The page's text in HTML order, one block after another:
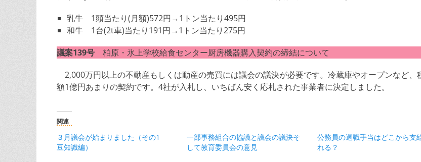
乳牛 1頭当たり(月額)572円→1トン当たり495円
和牛 1台(2t車)当たり191円→1トン当たり275円
議案139号 柏原・氷上学校給食センター厨房機器購入契約の締結について
2,000万円以上の不動産もしくは動産の売買には議会の議決が必要です。冷蔵庫やオープンなど、
額1億円あまりの契約です。4社が入札し、いちばん安く応札された事業者に決定しました。
関連
３月議会が始まりました（その1
豆知識編）
一部事務組合の協議と議会の議決そ
して教育委員会の意見
公務員の退職手当はどこから支
れる？